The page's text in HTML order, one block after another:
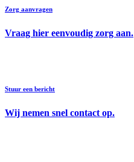
Zorg aanvragen
Vraag hier eenvoudig zorg aan.
Stuur een bericht
Wij nemen snel contact op.